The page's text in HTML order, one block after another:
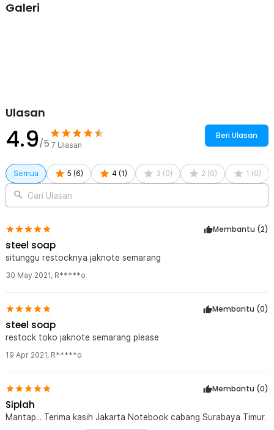
membantu mengurangi penggunaan bahan kimia rumah tangga.
Galeri
Ulasan
4.9/5 7 Ulasan
Beri Ulasan
Semua 5 (6) 4 (1 ) 3 (0) 2 (0) 1 (0)
Cari Ulasan
Membantu (2)
steel soap
situnggu restocknya jaknote semarang
30 May 2021, R*****o
Membantu (0)
steel soap
restock toko jaknote semarang please
19 Apr 2021, R*****o
Membantu (0)
Siplah
Mantap... Terima kasih Jakarta Notebook cabang Surabaya Timur.